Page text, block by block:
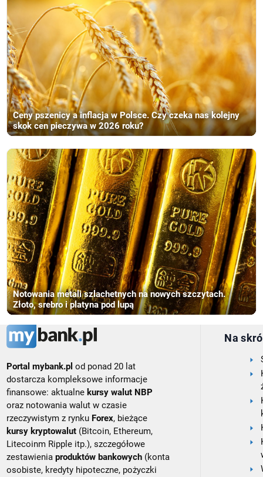
Ceny pszenicy a inflacja w Polsce. Czy czeka nas kolejny
skok cen pieczywa w 2026 roku?
Notowania metali szlachetnych na nowych szczytach.
Złoto, srebro i platyna pod lupą
Portal mybank.pl od ponad 20 lat
dostarcza kompleksowe informacje
finansowe: aktualne kursy walut NBP
oraz notowania walut w czasie
rzeczywistym z rynku Forex, bieżące
kursy kryptowalut (Bitcoin, Ethereum,
Litecoinm Ripple itp.), szczegółowe
zestawieniaproduktów bankowych (konta
osobiste, kredyty hipoteczne, pożyczki
Na